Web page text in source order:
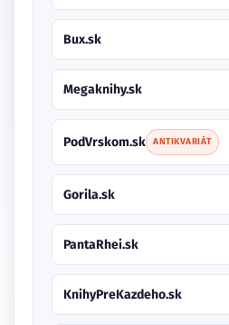
Bux.sk
Megaknihy.sk
PodVrskom.sk ANTIKVARIÁT
Gorila.sk
PantaRhei.sk
KnihyPreKazdeho.sk